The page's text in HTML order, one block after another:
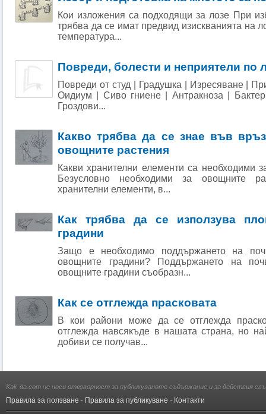
Кои изложения са подходящи за лозе При
трябва да се имат предвид изискванията на
температура...
Повреди, болести и неприятели по
Повреди от студ | Градушка | Изресяване |
Оидиум | Сиво гниене | Антракноза |
Гроздови...
Какво трябва да се знае във
овощните растения
Какви хранителни елементи са необходими
Безусловно необходими за овощните
хранителни елементи, в...
Как трябва да се използува
градини
Защо е необходимо поддържането на
овощните градини? Поддържането на
овощните градини съобразн...
Как се отглежда прасковата
В кои райони може да се отглежда
отглежда навсякъде в нашата страна, но
добиви се получав...
Kak-da.com не носи отговорност за публикуваното съдържание и за действия
Правила за ползване · Правила за публикуване · Контакти